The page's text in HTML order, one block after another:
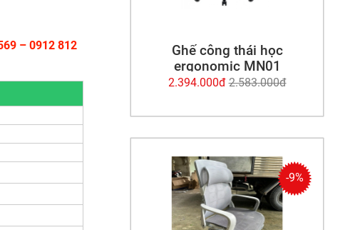
– 0912 812
Ghế công thái học
ergonomic MN01
2.394.000đ 2.583.000đ
-9%